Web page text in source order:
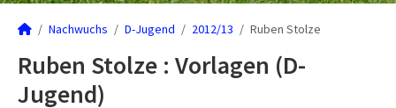
Nachwuchs D-Jugend 2012/13 Ruben Stolze
Ruben Stolze : Vorlagen (D-
Jugend)